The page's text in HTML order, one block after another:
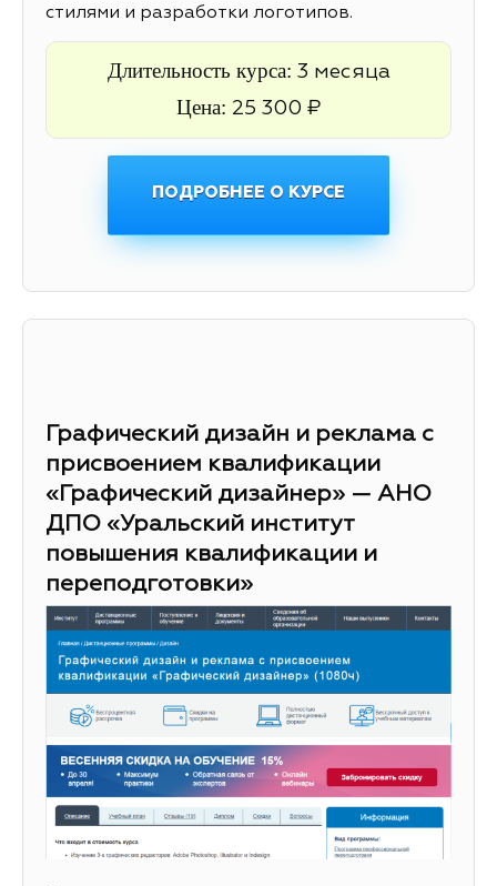
стилями и разработки логотипов.
Длительность курса: 3 месяца
Цена: 25 300 ₽
ПОДРОБНЕЕ О КУРСЕ
Графический дизайн и реклама с
присвоением квалификации
«Графический дизайнер» — АНО
ДПО «Уральский институт
повышения квалификации и
переподготовки»